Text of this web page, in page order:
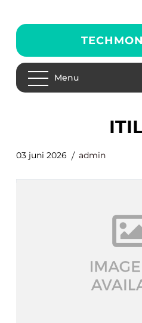
Menu
03 juni 2026 admin